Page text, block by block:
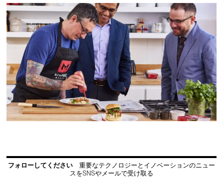
フォローしてください
重要なテクノロジーとイノベーションのニュー
スをSNSやメールで受け取る